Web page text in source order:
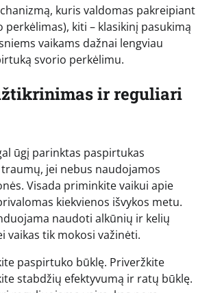
kuris valdomas pakreipiant
perkėlimas), kiti – klasikinį pasukimą
vaikams dažnai lengviau
svorio perkėlimu.
ir reguliari
ūgį parinktas paspirtukas
jei nebus naudojamos
Visada priminkite vaikui apie
kiekvienos išvykos metu.
naudoti alkūnių ir kelių
vaikas tik mokosi važinėti.
paspirtuko būklę. Priveržkite
stabdžių efektyvumą ir ratų būklę.